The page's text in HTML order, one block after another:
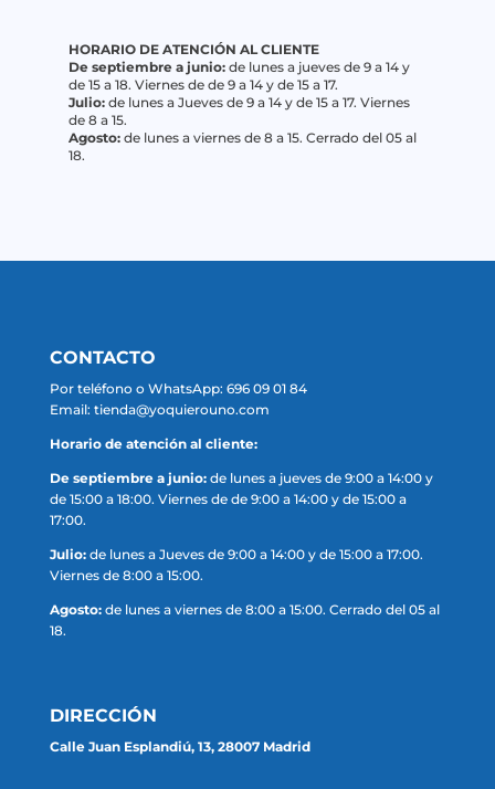
HORARIO DE ATENCIÓN AL CLIENTE
De septiembre a junio: de lunes a jueves de 9 a 14 y
de 15 a 18. Viernes de de 9 a 14 y de 15 a 17.
Julio: de lunes a Jueves de 9 a 14 y de 15 a 17. Viernes
de 8 a 15.
Agosto: de lunes a viernes de 8 a 15. Cerrado del 05 al
18.
CONTACTO
Por teléfono o WhatsApp: 696 09 01 84
Email: tienda@yoquierouno.com
Horario de atención al cliente:
De septiembre a junio: de lunes a jueves de 9:00 a 14:00 y
de 15:00 a 18:00. Viernes de de 9:00 a 14:00 y de 15:00 a
17:00.
Julio: de lunes a Jueves de 9:00 a 14:00 y de 15:00 a 17:00.
Viernes de 8:00 a 15:00.
Agosto: de lunes a viernes de 8:00 a 15:00. Cerrado del 05 al
18.
DIRECCIÓN
Calle Juan Esplandiú, 13, 28007 Madrid